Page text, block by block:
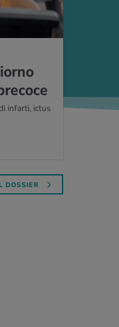
infarti, ictus
DOSSIER